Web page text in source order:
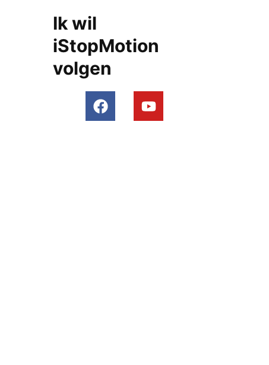
Ik wil
iStopMotion
volgen